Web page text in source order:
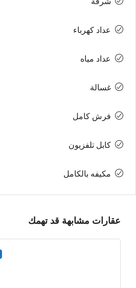
عداد كهرباء
عداد مياه
غسالة
فرش كامل
كابل تلفزيون
مكيفه بالكامل
عقارات مشابهة قد تهمك